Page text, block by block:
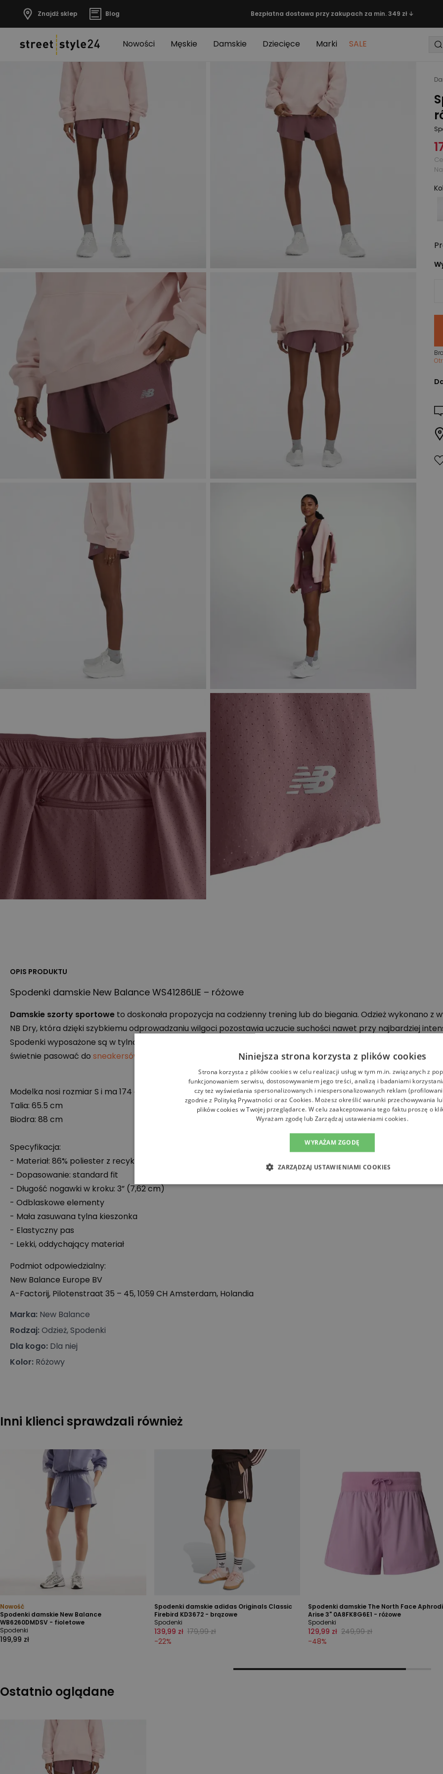
Znajdź sklep Blog Bezpłatna dostawa przy zakupach za min. 349 zł ↓
Nowości Męskie Damskie Dziecięce Marki SALE
OPIS PRODUKTU
Spodenki damskie New Balance WS41286LIE – różowe
Damskie szorty sportowe to doskonała propozycja na codzienny trening lub do biegania. Odzież wykonano z
NB Dry, która dzięki szybkiemu odprowadzaniu wilgoci pozostawia uczucie suchości nawet przy najbardziej
Spodenki wyposażone są w tylną, zasuwaną na zamek kieszonkę oraz odblaskowe elementy poprawiające
świetnie pasować do sneakersów , które znajdziesz w naszym sklepie.
Modelka nosi rozmiar S i ma 174 cm wzrostu.
Talia: 65.5 cm
Biodra: 88 cm
Specyfikacja:
- Materiał: 86% poliester z recyklingu, 14% spandex
- Dopasowanie: standard fit
- Długość nogawki w kroku: 3” (7,62 cm)
- Odblaskowe elementy
- Mała zasuwana tylna kieszonka
- Elastyczny pas
- Lekki, oddychający materiał
Podmiot odpowiedzialny:
New Balance Europe BV
A-Factorij, Pilotenstraat 35 – 45, 1059 CH Amsterdam, Holandia
Marka: New Balance
Rodzaj:Odzież, Spodenki
Dla kogo: Dla niej
Kolor: Różowy
Inni klienci sprawdzali również
Nowość
Spodenki damskie New Balance
WB6260DMDSV - fioletowe
Spodenki
199,99 zł
Spodenki damskie adidas Originals Classic
Firebird KD3672 - brązowe
Spodenki
139,99 zł 179,99 zł
-22%
Spodenki damskie The North Face
Arise 3" 0A8FK8G6E1 - różowe
Spodenki
129,99 zł 249,99 zł
-48%
Ostatnio oglądane
Niniejsza strona korzysta z plików cookies
Strona korzysta z plików cookies w celu realizacji usług w tym m.in. związanych z
funkcjonowaniem serwisu, dostosowywaniem jego treści, analizą i badaniami
czy też wyświetlania spersonalizowanych i niespersonalizowanych reklam
zgodnie z Polityką Prywatności oraz Cookies. Możesz określić warunki przechowywania
plików cookies w Twojej przeglądarce. W celu zaakceptowania tego faktu proszę o
Wyrażam zgodę lub Zarządzaj ustawieniami cookies.
WYRAŻAM ZGODĘ
ZARZĄDZAJ USTAWIENIAMI COOKIES